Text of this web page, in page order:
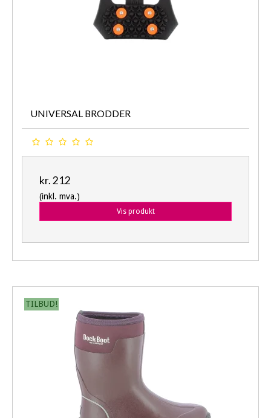
UNIVERSAL BRODDER
kr. 212
(inkl. mva.)
Vis produkt
TILBUD!